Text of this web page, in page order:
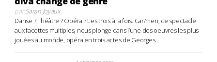
parSarah Joyaux
Danse ? Théâtre ? Opéra ? Les trois à la fois. Car/men, ce spectacle
aux facettes multiples, nous plonge dans l’une des oeuvres les plus
jouées au monde, opéra en trois actes de Georges...